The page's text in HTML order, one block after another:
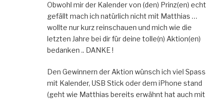
Obwohl mir der Kalender von (den) Prinz(en) echt
gefällt mach ich natürlich nicht mit Matthias …
wollte nur kurz reinschauen und mich wie die
letzten Jahre bei dir für deine tolle(n) Aktion(en)
bedanken .. DANKE !
Den Gewinnern der Aktion wünsch ich viel Spass
mit Kalender, USB Stick oder dem iPhone stand
(geht wie Matthias bereits erwähnt hat auch mit